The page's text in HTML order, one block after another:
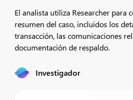
El analista utiliza Researcher para
resumen del caso, incluidos los
transacción, las comunicaciones
documentación de respaldo.
Investigador